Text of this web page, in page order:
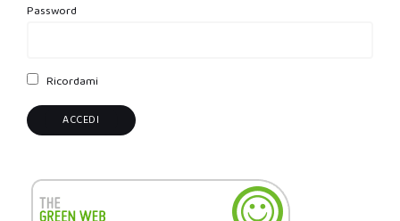
Password
Ricordami